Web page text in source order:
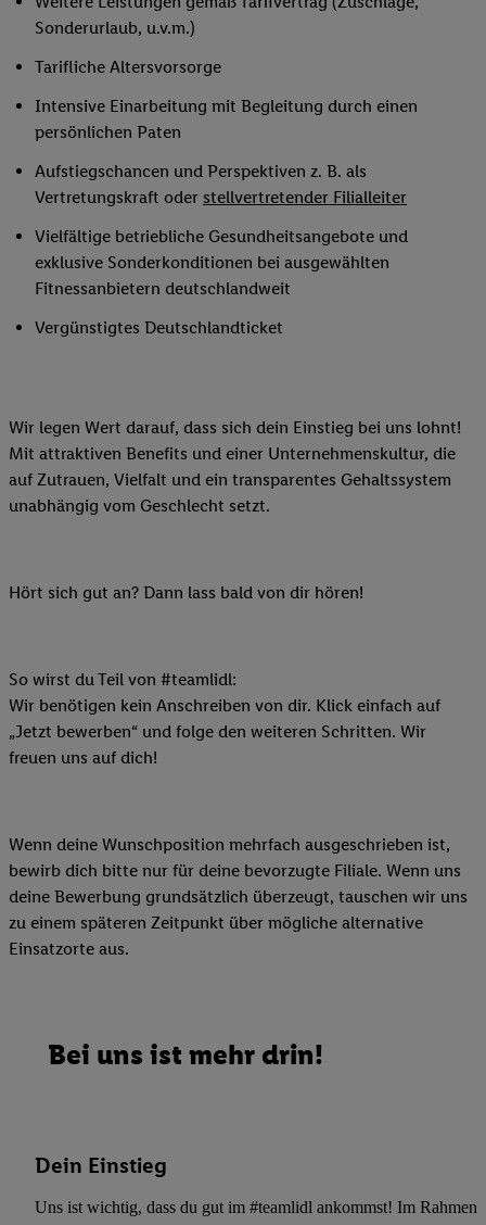
Sonderurlaub, u.v.m.)
Tarifliche Altersvorsorge
Intensive Einarbeitung mit Begleitung durch einen
persönlichen Paten
Aufstiegschancen und Perspektiven z. B. als
Vertretungskraft oder stellvertretender Filialleiter
Vielfältige betriebliche Gesundheitsangebote und
exklusive Sonderkonditionen bei ausgewählten
Fitnessanbietern deutschlandweit
Vergünstigtes Deutschlandticket
Wir legen Wert darauf, dass sich dein Einstieg bei uns lohnt!
Mit attraktiven Benefits und einer Unternehmenskultur, die
auf Zutrauen, Vielfalt und ein transparentes Gehaltssystem
unabhängig vom Geschlecht setzt.
Hört sich gut an? Dann lass bald von dir hören!
So wirst du Teil von #teamlidl:
Wir benötigen kein Anschreiben von dir. Klick einfach auf
„Jetzt bewerben“ und folge den weiteren Schritten. Wir
freuen uns auf dich!
Wenn deine Wunschposition mehrfach ausgeschrieben ist,
bewirb dich bitte nur für deine bevorzugte Filiale. Wenn uns
deine Bewerbung grundsätzlich überzeugt, tauschen wir uns
zu einem späteren Zeitpunkt über mögliche alternative
Einsatzorte aus.
Bei uns ist mehr drin!
Dein Einstieg
Uns ist wichtig, dass du gut im #teamlidl ankommst! Im Rahmen